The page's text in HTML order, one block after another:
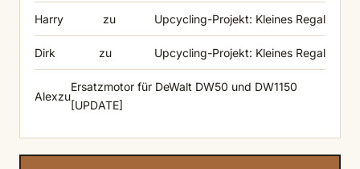
Harry zu Upcycling-Projekt: Kleines Regal
Dirk zu Upcycling-Projekt: Kleines Regal
Alexzu
Ersatzmotor für DeWalt DW50 und DW1150
[UPDATE]